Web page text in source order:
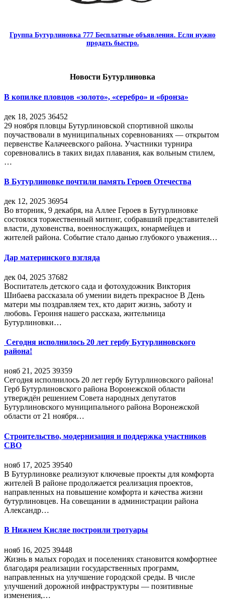
Группа Бутурлиновка 777 Бесплатные объявления. Если нужно
продать быстро.
Новости Бутурлиновка
В копилке пловцов «золото», «серебро» и «бронза»
дек 18, 2025 36452
29 ноября пловцы Бутурлиновской спортивной школы
поучаствовали в муниципальных соревнованиях — открытом
первенстве Калачеевского района. Участники турнира
соревновались в таких видах плавания, как вольным стилем,
…
В Бутурлиновке почтили память Героев Отечества
дек 12, 2025 36954
Во вторник, 9 декабря, на Аллее Героев в Бутурлиновке
состоялся торжественный митинг, собравший представителей
власти, духовенства, военнослужащих, юнармейцев и
жителей района. Событие стало данью глубокого уважения…
Дар материнского взгляда
дек 04, 2025 37682
Воспитатель детского сада и фотохудожник Виктория
Шибаева рассказала об умении видеть прекрасное В День
матери мы поздравляем тех, кто дарит жизнь, заботу и
любовь. Героиня нашего рассказа, жительница
Бутурлиновки…
Сегодня исполнилось 20 лет гербу Бутурлиновского
района!
нояб 21, 2025 39359
Сегодня исполнилось 20 лет гербу Бутурлиновского района!
Герб Бутурлиновского района Воронежской области
утверждён решением Совета народных депутатов
Бутурлиновского муниципального района Воронежской
области от 21 ноября…
Строительство, модернизация и поддержка участников
СВО
нояб 17, 2025 39540
В Бутурлиновке реализуют ключевые проекты для комфорта
жителей В районе продолжается реализация проектов,
направленных на повышение комфорта и качества жизни
бутурлиновцев. На совещании в администрации района
Александр…
В Нижнем Кисляе построили тротуары
нояб 16, 2025 39448
Жизнь в малых городах и поселениях становится комфортнее
благодаря реализации государственных программ,
направленных на улучшение городской среды. В числе
улучшений дорожной инфраструктуры — позитивные
изменения,…